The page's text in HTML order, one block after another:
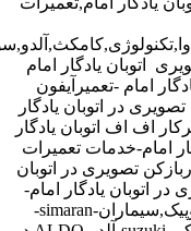
اتوبان یادگار امام
امام -تعمیرآیفون
در اتوبان یادگار
اف اف اتوبان یادگار
امام-خدمات تعمیرات
تصویری در اتوبان
در اتوبان یادگار امام-
نمایندگی آیفون تصویری تابا-tabaالکتروپیک,سیماران-simaran-